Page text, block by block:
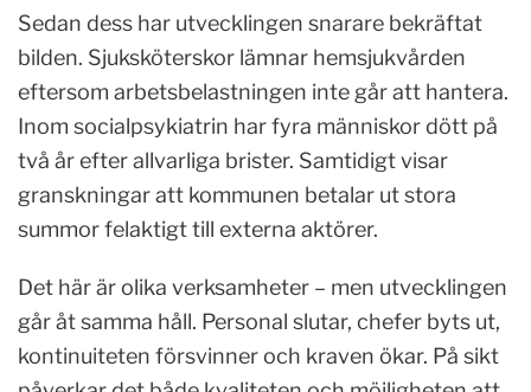
Sedan dess har utvecklingen snarare bekräftat
bilden. Sjuksköterskor lämnar hemsjukvården
eftersom arbetsbelastningen inte går att hantera.
Inom socialpsykiatrin har fyra människor dött på
två år efter allvarliga brister. Samtidigt visar
granskningar att kommunen betalar ut stora
summor felaktigt till externa aktörer.
Det här är olika verksamheter – men utvecklingen
går åt samma håll. Personal slutar, chefer byts ut,
kontinuiteten försvinner och kraven ökar. På sikt